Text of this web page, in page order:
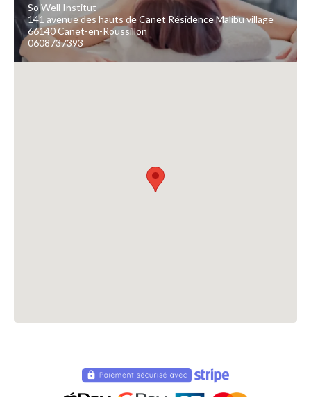
So Well Institut
141 avenue des hauts de Canet Résidence Malibu village
66140 Canet-en-Roussillon
0608737393